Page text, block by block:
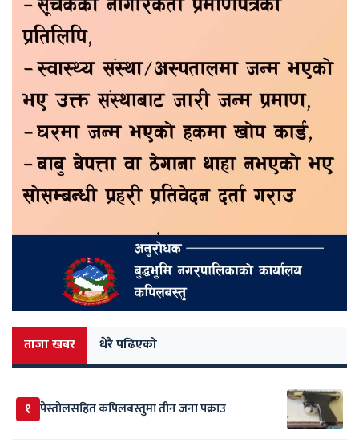
ताजा खबर धेरै पढिएको
१ पेस्तोलसहित कपिलबस्तुमा तीन जना पक्राउ